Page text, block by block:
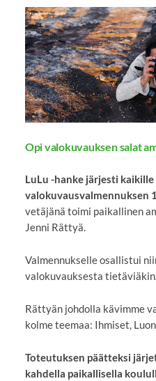
Opi valokuvauksen salat
LuLu -hanke järjesti
valokuvausvalmennuksen
vetäjänä toimi paikallinen
Jenni Rättyä.
Valmennukselle osallistui
valokuvauksesta
Rättyän johdolla kävimme
kolme teemaa: Ihmiset,
Toteutuksen päätteksi
kahdella paikallisella